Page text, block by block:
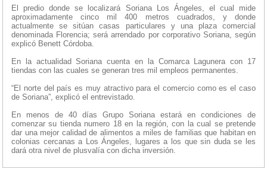
El predio donde se localizará Soriana Los Ángeles, el cual mide
aproximadamente cinco mil 400 metros cuadrados, y donde
actualmente se sitúan casas particulares y una plaza comercial
denominada Florencia; será arrendado por corporativo Soriana, según
explicó Benett Córdoba.
En la actualidad Soriana cuenta en la Comarca Lagunera con 17
tiendas con las cuales se generan tres mil empleos permanentes.
“El norte del país es muy atractivo para el comercio como es el caso
de Soriana”, explicó el entrevistado.
En menos de 40 días Grupo Soriana estará en condiciones de
comenzar su tienda numero 18 en la región, con la cual se pretende
dar una mejor calidad de alimentos a miles de familias que habitan en
colonias cercanas a Los Ángeles, lugares a los que sin duda se les
dará otra nivel de plusvalía con dicha inversión.